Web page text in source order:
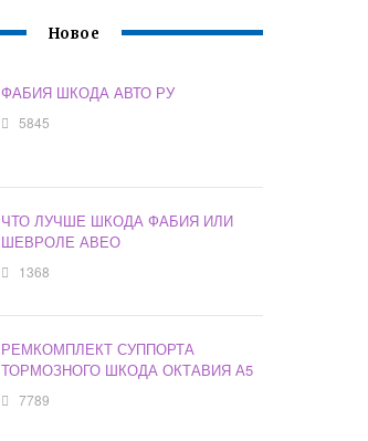
Новое
ФАБИЯ ШКОДА АВТО РУ
5845
ЧТО ЛУЧШЕ ШКОДА ФАБИЯ ИЛИ
ШЕВРОЛЕ АВЕО
1368
РЕМКОМПЛЕКТ СУППОРТА
ТОРМОЗНОГО ШКОДА ОКТАВИЯ А5
7789